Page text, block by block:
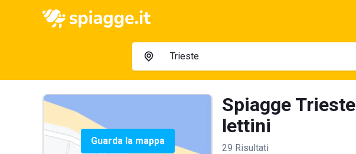
Guarda la mappa
Spiagge
lettini
29 Risultati